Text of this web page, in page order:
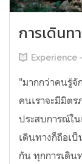
การเดิน
Experience
"มากกว่าคนรู้จั
คนเราจะมีมิต
ประสบการณ์ใ
เดินทางก็ถือเ
กัน ทุกการเดิน